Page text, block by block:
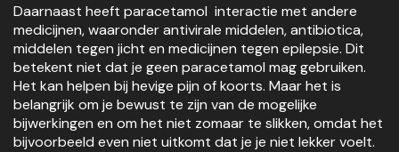
Daarnaast heeft paracetamol interactie met andere
medicijnen, waaronder antivirale middelen, antibiotica,
middelen tegen jicht en medicijnen tegen epilepsie. Dit
betekent niet dat je geen paracetamol mag gebruiken.
Het kan helpen bij hevige pijn of koorts. Maar het is
belangrijk om je bewust te zijn van de mogelijke
bijwerkingen en om het niet zomaar te slikken, omdat het
bijvoorbeeld even niet uitkomt dat je je niet lekker voelt.